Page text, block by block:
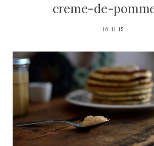
creme-de-
16.11.15